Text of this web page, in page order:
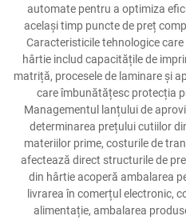
automate pentru a optimiza
același timp puncte de preț
Caracteristicile tehnologice
hârtie includ capacitățile de
matriță, procesele de laminare și
care îmbunătățesc protecția
Managementul lanțului de
determinarea prețului cutiilor
materiilor prime, costurile de
afectează direct structurile de
din hârtie acoperă ambalarea
livrarea în comerțul electronic,
alimentație, ambalarea